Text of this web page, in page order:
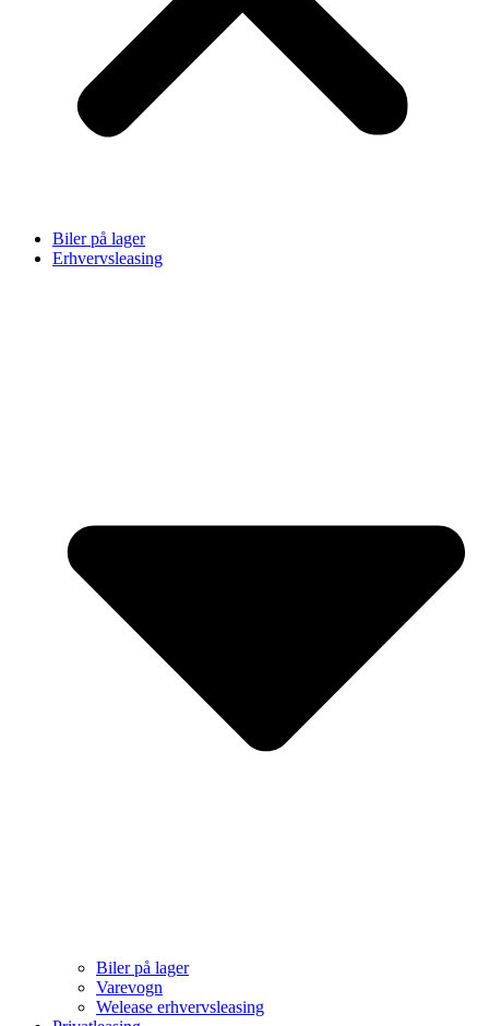
Biler på lager
Erhvervsleasing
Biler på lager
Varevogn
Welease erhvervsleasing